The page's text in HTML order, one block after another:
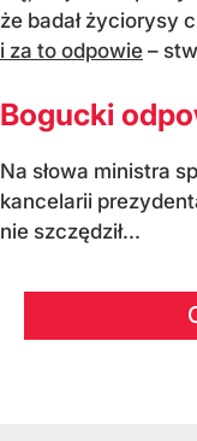
że badał życiorysy
i za to odpowie –
Bogucki
Na słowa ministra
kancelarii
nie szczędził...